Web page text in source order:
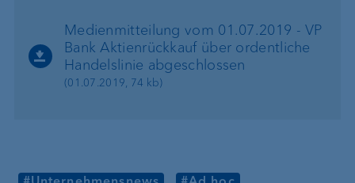
Medienmitteilung vom 01.07.2019 - VP
Bank Aktienrückkauf über ordentliche
Handelslinie abgeschlossen
(01.07.2019, 74 kb)